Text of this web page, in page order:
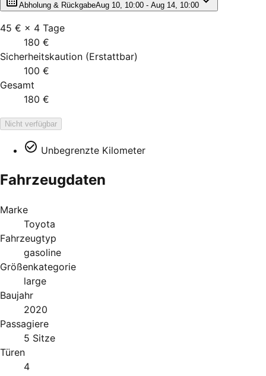
Abholung & RückgabeAug 10, 10:00 - Aug 14, 10:00
45 € × 4 Tage
180 €
Sicherheitskaution (Erstattbar)
100 €
Gesamt
180 €
Nicht verfügbar
Unbegrenzte Kilometer
Fahrzeugdaten
Marke
Toyota
Fahrzeugtyp
gasoline
Größenkategorie
large
Baujahr
2020
Passagiere
5 Sitze
Türen
4